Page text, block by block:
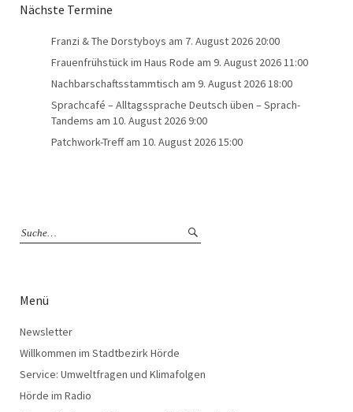
Nächste Termine
Franzi & The Dorstyboys am 7. August 2026 20:00
Frauenfrühstück im Haus Rode am 9. August 2026 11:00
Nachbarschaftsstammtisch am 9. August 2026 18:00
Sprachcafé – Alltagssprache Deutsch üben – Sprach-
Tandems am 10. August 2026 9:00
Patchwork-Treffam 10. August 2026 15:00
Menü
Newsletter
Willkommen im Stadtbezirk Hörde
Service: Umweltfragen und Klimafolgen
Hörde im Radio